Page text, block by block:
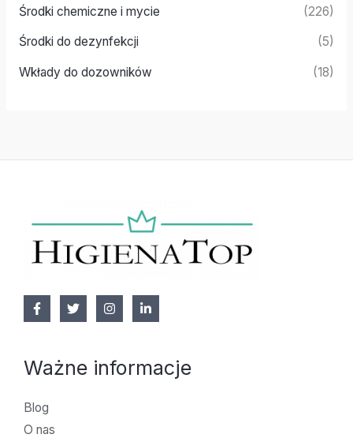
Środki chemiczne i mycie (226)
Środki do dezynfekcji (5)
Wkłady do dozowników (18)
Ważne informacje
Blog
O nas